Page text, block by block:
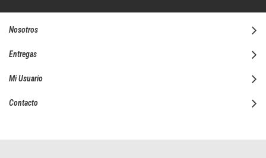
Nosotros
Entregas
Mi Usuario
Contacto